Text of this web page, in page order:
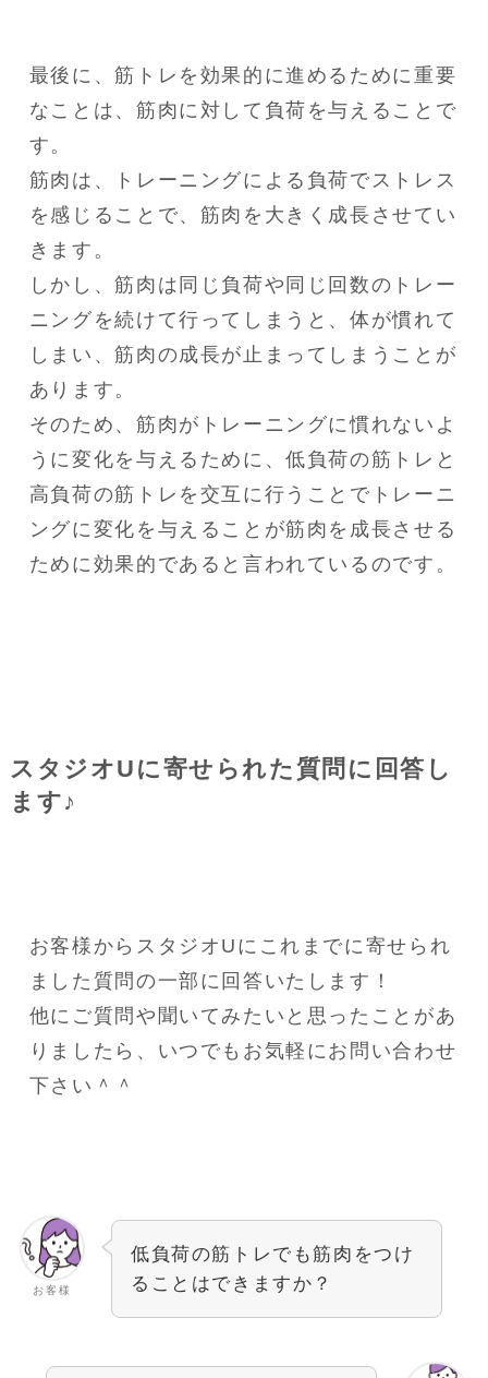
最後に、筋トレを効果的に進めるために重要
なことは、筋肉に対して負荷を与えることで
す。
筋肉は、トレーニングによる負荷でストレス
を感じることで、筋肉を大きく成長させてい
きます。
しかし、筋肉は同じ負荷や同じ回数のトレー
ニングを続けて行ってしまうと、体が慣れて
しまい、筋肉の成長が止まってしまうことが
あります。
そのため、筋肉がトレーニングに慣れないよ
うに変化を与えるために、低負荷の筋トレと
高負荷の筋トレを交互に行うことでトレーニ
ングに変化を与えることが筋肉を成長させる
ために効果的であると言われているのです。
スタジオUに寄せられた質問に回答し
ます♪
お客様からスタジオUにこれまでに寄せられ
ました質問の一部に回答いたします！
他にご質問や聞いてみたいと思ったことがあ
りましたら、いつでもお気軽にお問い合わせ
下さい＾＾
お客様
低負荷の筋トレでも筋肉をつけ
ることはできますか？